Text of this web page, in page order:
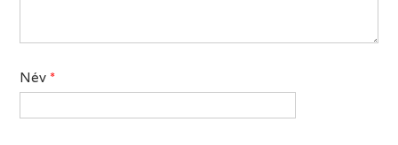
Név *